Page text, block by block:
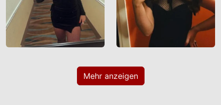
Telefonnummer oder andere auf Sie
zurückführbare Angaben.
Setzt jemand Sie über diese Website unter
Angaben zu machen? Beenden Sie dann
unverzüglich die Kommunikation mit dieser
Person. Bedenken Sie, dass Menschen in der
Mehr anzeigen